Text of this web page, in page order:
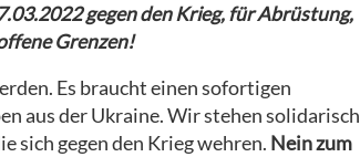
gegen den Krieg, für Abrüstung,
Grenzen!
Es braucht einen sofortigen
aus der Ukraine. Wir stehen solidarisch
sich gegen den Krieg wehren. Nein zum